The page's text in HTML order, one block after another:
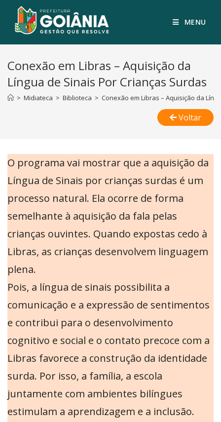
MENU
Conexão em Libras – Aquisição da
Língua de Sinais Por Crianças Surdas
> Midiateca > Biblioteca > Conexão em Libras – Aquisição da
Voltar
O programa vai mostrar que a aquisição da
Língua de Sinais por crianças surdas é um
processo natural. Ela ocorre de forma
semelhante à aquisição da fala pelas
crianças ouvintes. Quando expostas cedo à
Libras, as crianças desenvolvem linguagem
plena.
Pois, a língua de sinais possibilita a
comunicação e a expressão de sentimentos
e contribui para o desenvolvimento
cognitivo e social e o contato precoce com a
Libras favorece a construção da identidade
surda. Por isso, a família, a escola
juntamente com ambientes bilíngues
estimulam a aprendizagem e a inclusão.